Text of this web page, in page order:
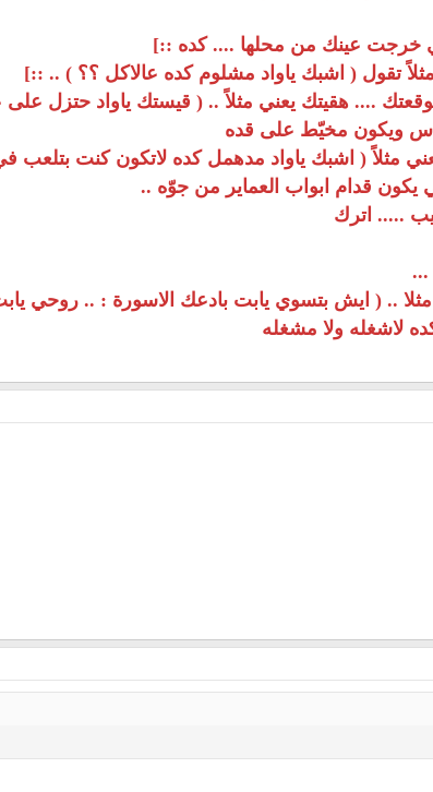
خرجت عينك من محلها .... كده ::]
تقول ( اشبك ياواد مشلوم كده عالاكل ؟؟ ) .. ::]
.... هقيتك يعني مثلاً .. ( قيستك ياواد حتزل على
ويكون مخيّط على قده
مثلاً ( اشبك ياواد مدهمل كده لاتكون كنت بتلعب
قدام ابواب العماير من جوّه ..
..... اترك
...
.. ( ايش بتسوي يابت بادعك الاسورة : .. روحي
لاشغله ولا مشغله